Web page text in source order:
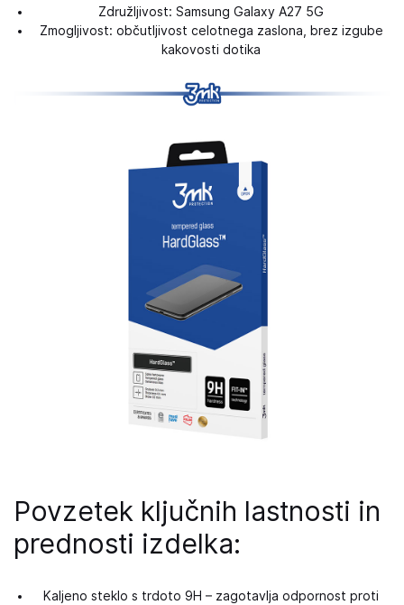
Združljivost: Samsung Galaxy A27 5G
Zmogljivost: občutljivost celotnega zaslona, ​​brez izgube
kakovosti dotika
Povzetek ključnih lastnosti in
prednosti izdelka:
Kaljeno steklo s trdoto 9H – zagotavlja odpornost proti